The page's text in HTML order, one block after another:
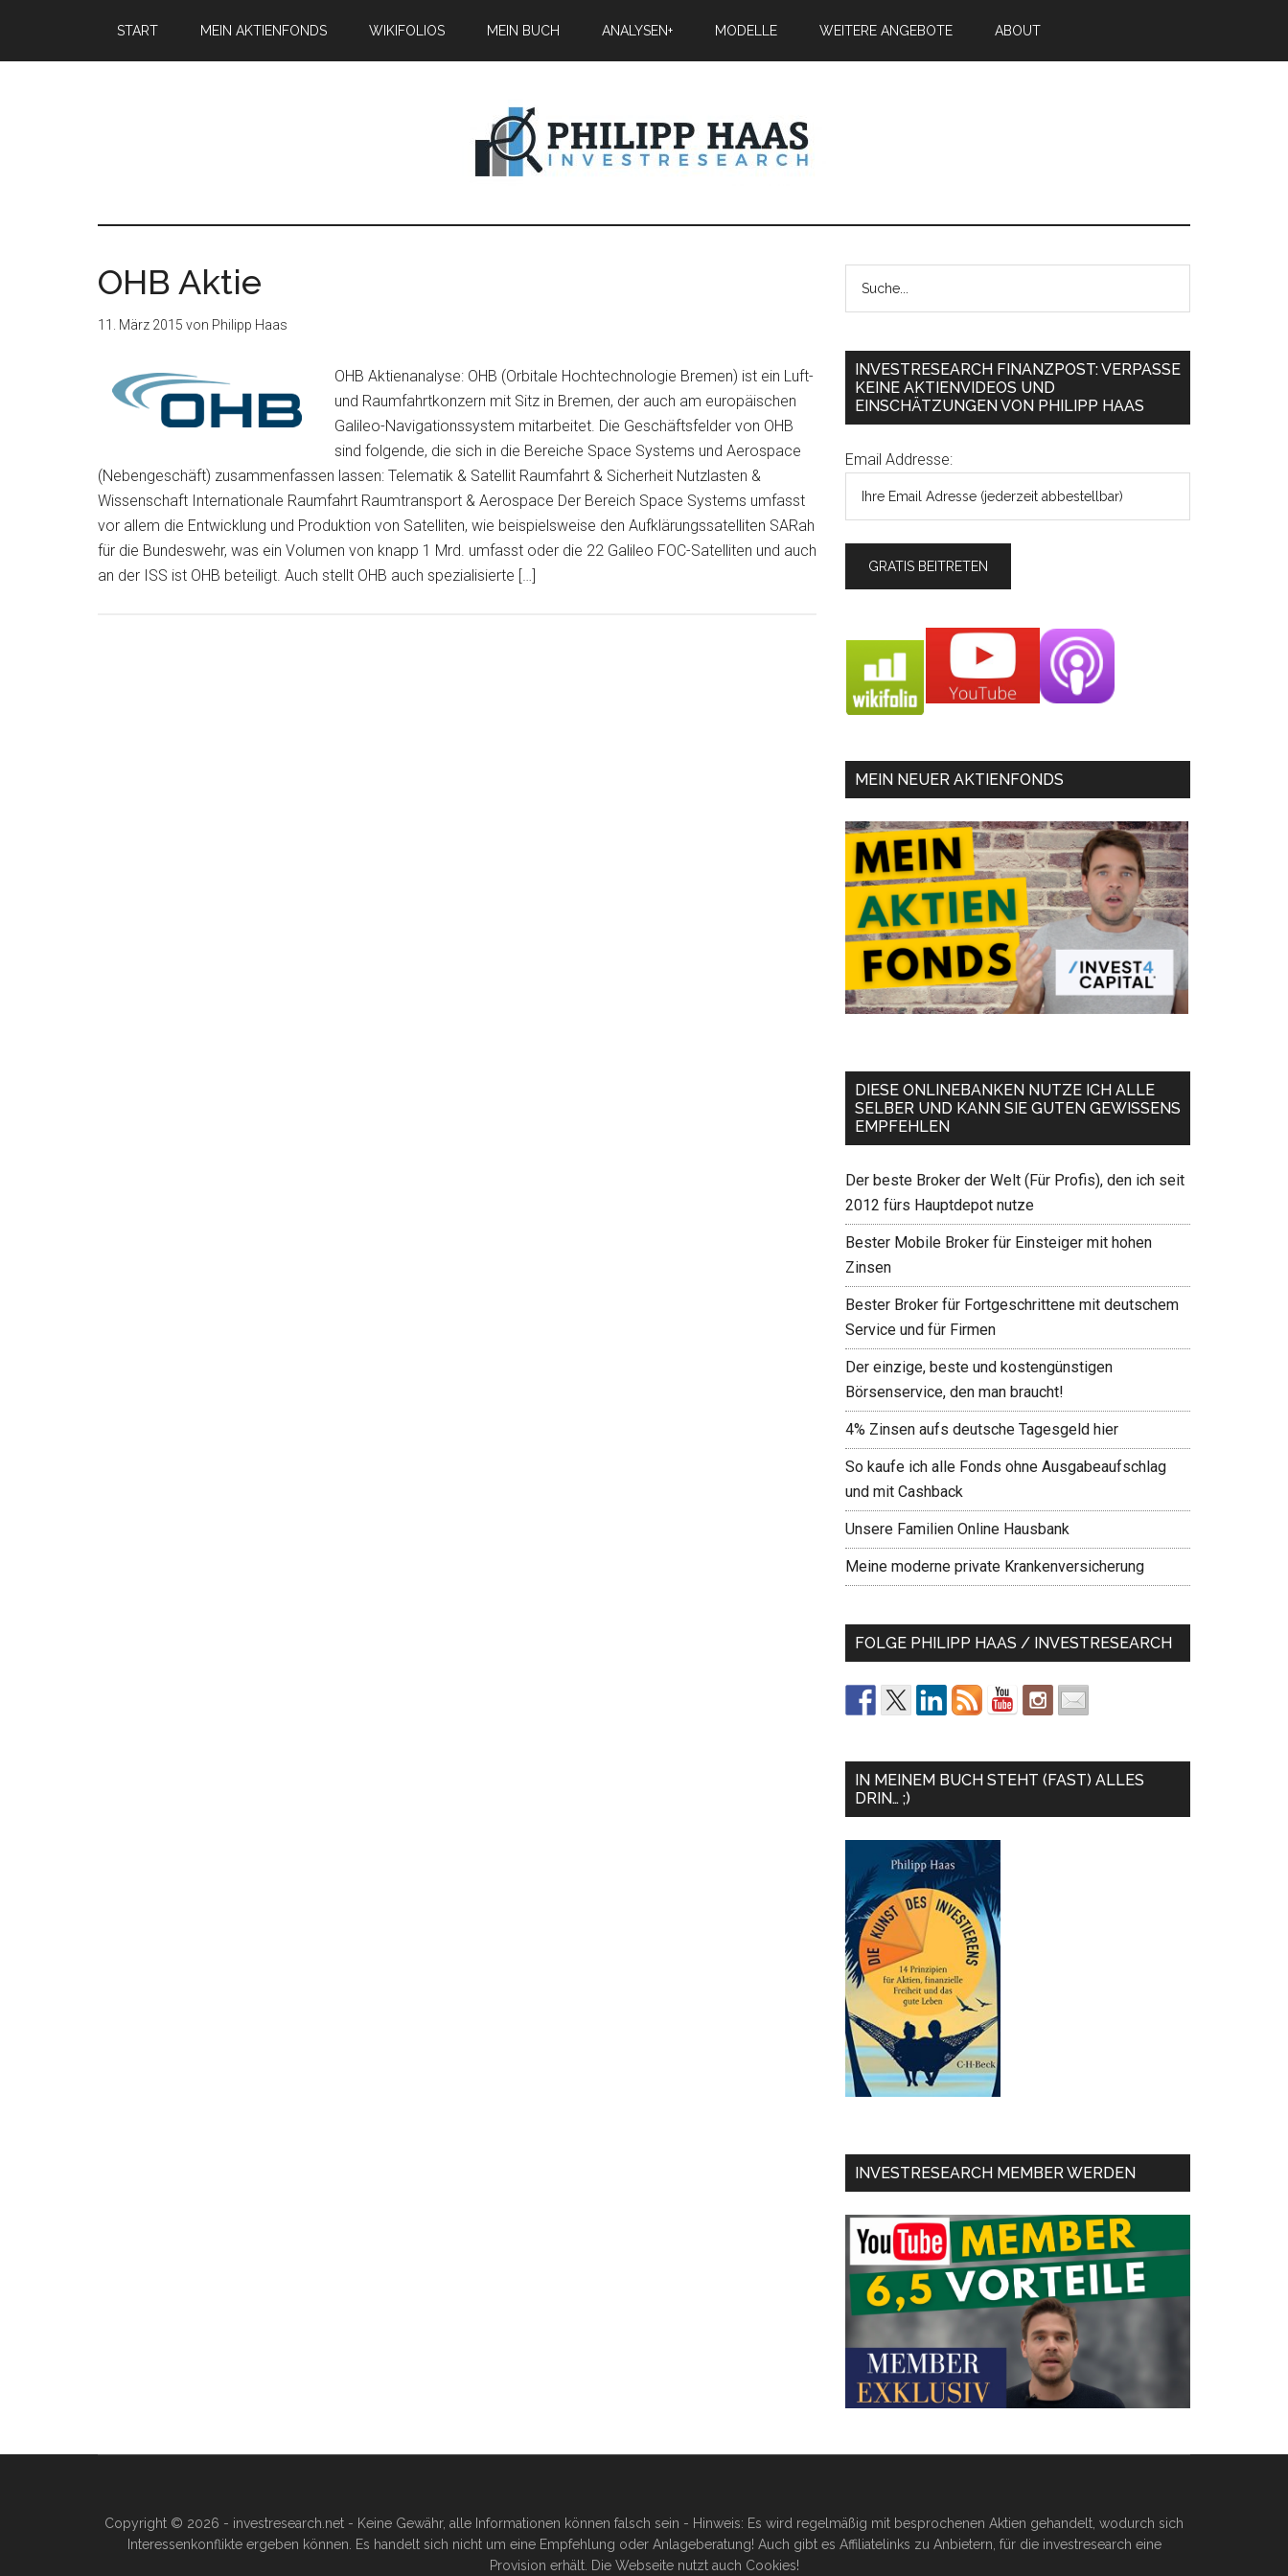
START MEIN AKTIENFONDS WIKIFOLIOS MEIN BUCH ANALYSEN+ MODELLE WEITERE ANGEBOTE ABOUT
OHB Aktie
11. März 2015 von Philipp Haas
OHB Aktienanalyse: OHB (Orbitale Hochtechnologie Bremen) ist ein Luft-
und Raumfahrtkonzern mit Sitz in Bremen, der auch am europäischen
Galileo-Navigationssystem mitarbeitet. Die Geschäftsfelder von OHB
sind folgende, die sich in die Bereiche Space Systems und Aerospace
(Nebengeschäft) zusammenfassen lassen: Telematik & Satellit Raumfahrt & Sicherheit Nutzlasten &
Wissenschaft Internationale Raumfahrt Raumtransport & Aerospace Der Bereich Space Systems umfasst
vor allem die Entwicklung und Produktion von Satelliten, wie beispielsweise den Aufklärungssatelliten SARah
für die Bundeswehr, was ein Volumen von knapp 1 Mrd. umfasst oder die 22 Galileo FOC-Satelliten und auch
an der ISS ist OHB beteiligt. Auch stellt OHB auch spezialisierte […]
INVESTRESEARCH FINANZPOST: VERPASSE
KEINE AKTIENVIDEOS UND
EINSCHÄTZUNGEN VON PHILIPP HAAS
Email Addresse:
MEIN NEUER AKTIENFONDS
DIESE ONLINEBANKEN NUTZE ICH ALLE
SELBER UND KANN SIE GUTEN GEWISSENS
EMPFEHLEN
Der beste Broker der Welt (Für Profis), den ich seit
2012 fürs Hauptdepot nutze
Bester Mobile Broker für Einsteiger mit hohen
Zinsen
Bester Broker für Fortgeschrittene mit deutschem
Service und für Firmen
Der einzige, beste und kostengünstigen
Börsenservice, den man braucht!
4% Zinsen aufs deutsche Tagesgeld hier
So kaufe ich alle Fonds ohne Ausgabeaufschlag
und mit Cashback
Unsere Familien Online Hausbank
Meine moderne private Krankenversicherung
FOLGE PHILIPP HAAS / INVESTRESEARCH
IN MEINEM BUCH STEHT (FAST) ALLES
DRIN… ;)
INVESTRESEARCH MEMBER WERDEN
Copyright © 2026 - investresearch.net - Keine Gewähr, alle Informationen können falsch sein - Hinweis: Es wird regelmäßig mit besprochenen Aktien gehandelt, wodurch sich
Interessenkonflikte ergeben können. Es handelt sich nicht um eine Empfehlung oder Anlageberatung! Auch gibt es Affiliatelinks zu Anbietern, für die investresearch eine
Provision erhält. Die Webseite nutzt auch Cookies!